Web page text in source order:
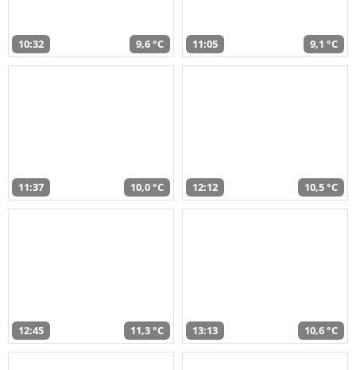
10:32 9,6 °C 11:05 9,1 °C
11:37 10,0 °C 12:12 10,5 °C
12:45 11,3 °C 13:13 10,6 °C